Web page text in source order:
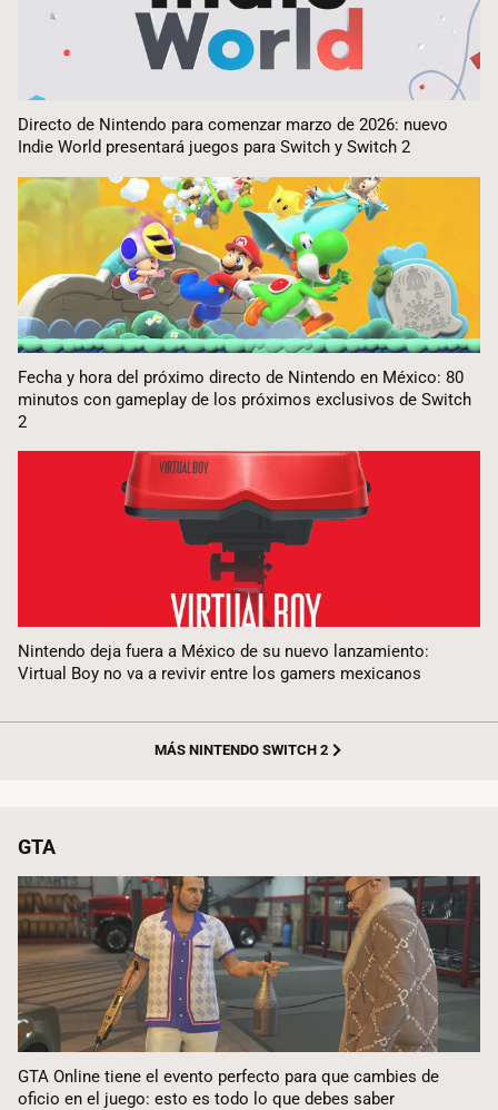
Directo de Nintendo para comenzar marzo de 2026: nuevo
Indie World presentará juegos para Switch y Switch 2
Fecha y hora del próximo directo de Nintendo en México: 80
minutos con gameplay de los próximos exclusivos de Switch
2
Nintendo deja fuera a México de su nuevo lanzamiento:
Virtual Boy no va a revivir entre los gamers mexicanos
MÁS NINTENDO SWITCH 2
GTA
GTA Online tiene el evento perfecto para que cambies de
oficio en el juego: esto es todo lo que debes saber